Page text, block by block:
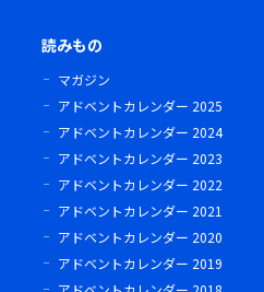
読みもの
マガジン
アドベントカレンダー 2025
アドベントカレンダー 2024
アドベントカレンダー 2023
アドベントカレンダー 2022
アドベントカレンダー 2021
アドベントカレンダー 2020
アドベントカレンダー 2019